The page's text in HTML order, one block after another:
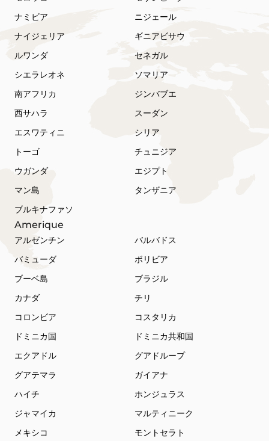
ナミビア
ニジェール
ナイジェリア
ギニアビサウ
ルワンダ
セネガル
シエラレオネ
ソマリア
南アフリカ
ジンバブエ
西サハラ
スーダン
エスワティニ
シリア
トーゴ
チュニジア
ウガンダ
エジプト
マン島
タンザニア
ブルキナファソ
Amerique
アルゼンチン
バルバドス
バミューダ
ボリビア
ブーベ島
ブラジル
カナダ
チリ
コロンビア
コスタリカ
ドミニカ国
ドミニカ共和国
エクアドル
グアドループ
グアテマラ
ガイアナ
ハイチ
ホンジュラス
ジャマイカ
マルティニーク
メキシコ
モントセラト